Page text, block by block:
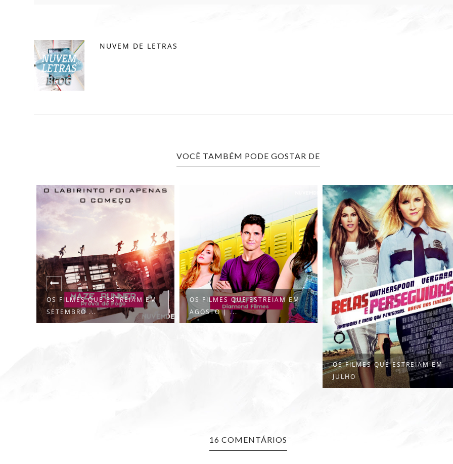
NUVEM DE LETRAS
VOCÊ TAMBÉM PODE GOSTAR DE
OS FILMES QUE ESTREIAM EM
SETEMBRO ...
OS FILMES QUE ESTREIAM EM
AGOSTO | ...
OS FILMES QUE ESTREIAM EM
JULHO
16 COMENTÁRIOS